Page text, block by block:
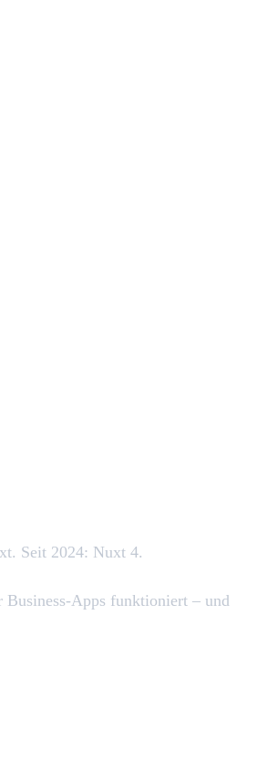
Seit 2024: Nuxt 4.
Apps funktioniert – und